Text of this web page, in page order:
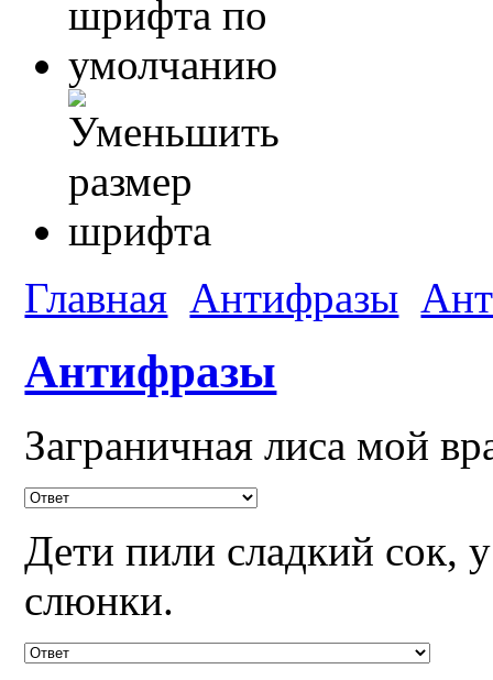
Главная Антифразы
Антифразы
Заграничная лиса мой
Дети пили сладкий сок,
слюнки.